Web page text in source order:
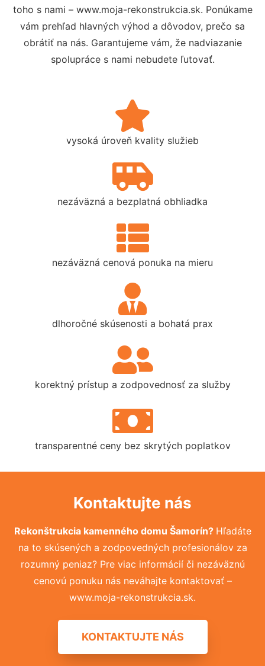
toho s nami – www.moja-rekonstrukcia.sk. Ponúkame
vám prehľad hlavných výhod a dôvodov, prečo sa
obrátiť na nás. Garantujeme vám, že nadviazanie
spolupráce s nami nebudete ľutovať.
vysoká úroveň kvality služieb
nezáväzná a bezplatná obhliadka
nezáväzná cenová ponuka na mieru
dlhoročné skúsenosti a bohatá prax
korektný prístup a zodpovednosť za služby
transparentné ceny bez skrytých poplatkov
Kontaktujte nás
Rekonštrukcia kamenného domu Šamorín? Hľadáte
na to skúsených a zodpovedných profesionálov za
rozumný peniaz? Pre viac informácií či nezáväznú
cenovú ponuku nás neváhajte kontaktovať –
www.moja-rekonstrukcia.sk.
KONTAKTUJTE NÁS